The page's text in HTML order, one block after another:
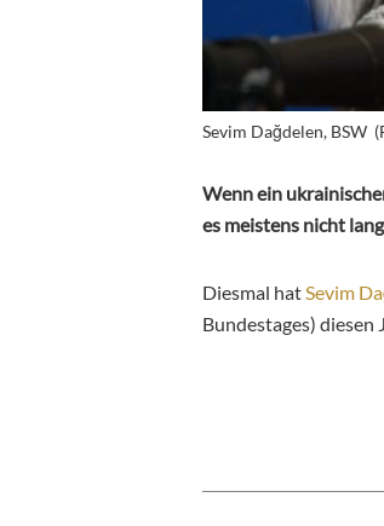
Sevim Dağdelen, BSW
Wenn ein
es meistens nicht
Diesmal hat Sevim
Bundestages) diesen